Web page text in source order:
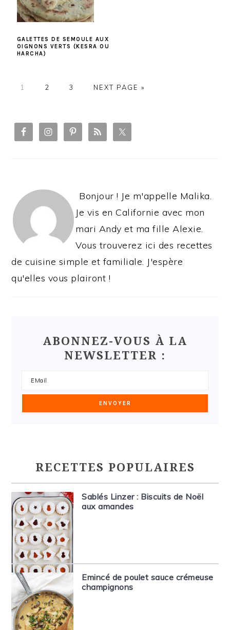
GALETTES DE SEMOULE AUX
OIGNONS VERTS (KESRA OU
HARCHA)
PAGE
1 PAGE
2 PAGE
3 NEXT PAGE »
SIDEBAR
Bonjour ! Je m'appelle Malika.
Je vis en Californie avec mon
mari Andy et ma fille Alexie.
Vous trouverez ici des recettes
de cuisine simple et familiale. J'espère
qu'elles vous plairont !
ABONNEZ-VOUS À LA
NEWSLETTER :
RECETTES POPULAIRES
Sablés Linzer : Biscuits de Noël
aux amandes
Emincé de poulet sauce crémeuse
champignons